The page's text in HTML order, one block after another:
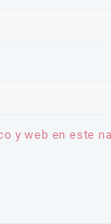
y web en este